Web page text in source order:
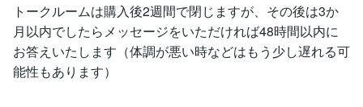
トークルームは購入後2週間で閉じますが、その後は3か
月以内でしたらメッセージをいただければ48時間以内に
お答えいたします（体調が悪い時などはもう少し遅れる可
能性もあります）